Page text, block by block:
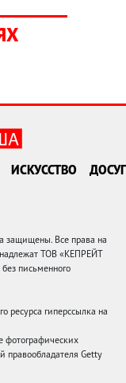
ИСКУССТВО ДОСУГ
Все права на
ТОВ «КЕПРЕЙТ
письменного
ресурса гиперссылка на
фотографических
правообладателя Getty